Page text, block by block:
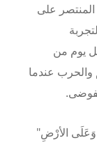
المنتصر على
يوم من
والحرب عندما
.
الأرْضِ"